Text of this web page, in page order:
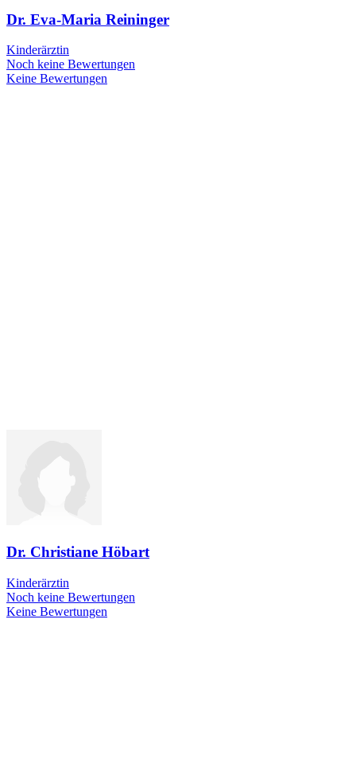
Dr. Eva-Maria Reininger
Kinderärztin
Noch keine Bewertungen
Keine Bewertungen
Dr. Christiane Höbart
Kinderärztin
Noch keine Bewertungen
Keine Bewertungen